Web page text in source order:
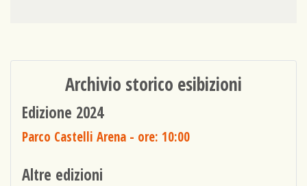
Archivio storico esibizioni
Edizione 2024
Parco Castelli Arena - ore: 10:00
Altre edizioni